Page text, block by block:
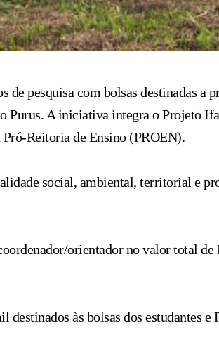
pesquisa com bolsas destinadas a
Purus. A iniciativa integra o Projeto
Reitoria de Ensino (PROEN).
social, ambiental, territorial e
orientador no valor total
às bolsas dos estudantes